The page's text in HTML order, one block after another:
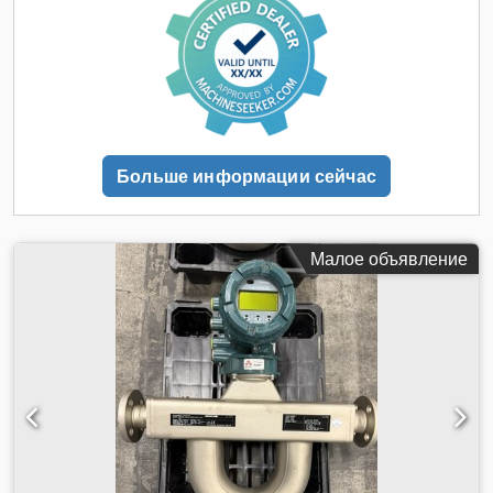
Больше информации сейчас
Малое объявление